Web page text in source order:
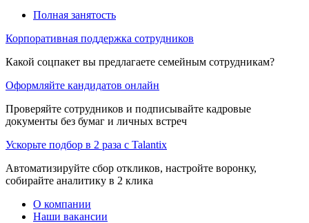
Полная занятость
Корпоративная поддержка сотрудников
Какой соцпакет вы предлагаете семейным сотрудникам?
Оформляйте кандидатов онлайн
Проверяйте сотрудников и подписывайте кадровые
документы без бумаг и личных встреч
Ускорьте подбор в 2 раза с Talantix
Автоматизируйте сбор откликов, настройте воронку,
собирайте аналитику в 2 клика
О компании
Наши вакансии